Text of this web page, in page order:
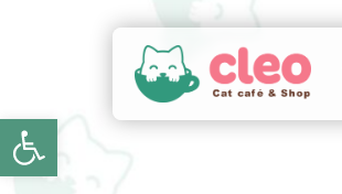
Abrir barra de herramientas